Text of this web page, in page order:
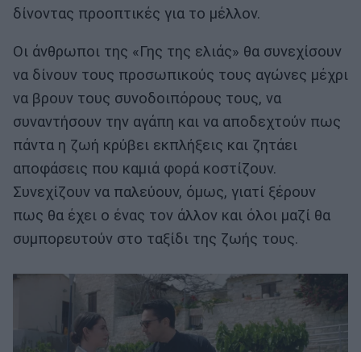
δίνοντας προοπτικές για το μέλλον.
Οι άνθρωποι της «Γης της ελιάς» θα συνεχίσουν
να δίνουν τους προσωπικούς τους αγώνες μέχρι
να βρουν τους συνοδοιπόρους τους, να
συναντήσουν την αγάπη και να αποδεχτούν πως
πάντα η ζωή κρύβει εκπλήξεις και ζητάει
αποφάσεις που καμιά φορά κοστίζουν.
Συνεχίζουν να παλεύουν, όμως, γιατί ξέρουν
πως θα έχει ο ένας τον άλλον και όλοι μαζί θα
συμπορευτούν στο ταξίδι της ζωής τους.